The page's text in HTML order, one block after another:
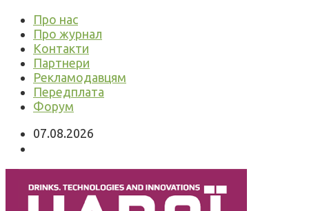
Про нас
Про журнал
Контакти
Партнери
Рекламодавцям
Передплата
Форум
07.08.2026